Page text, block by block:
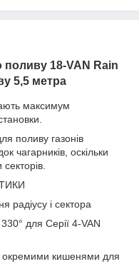
18-VAN Rain
5,5 метра
максимум
поливу газонів
чагарників, оскільки
радіусу і сектора
для Серії 4-VAN
окремими кишенями для